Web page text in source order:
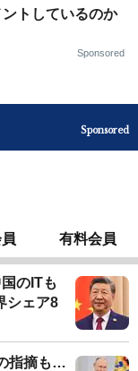
トしているのか
Sponsored
Sponsored
有料会員
のITも
シェア8
指摘も…